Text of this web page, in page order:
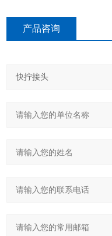
产品咨询